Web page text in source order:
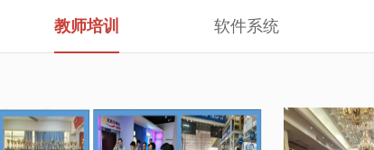
教师培训 软件系统